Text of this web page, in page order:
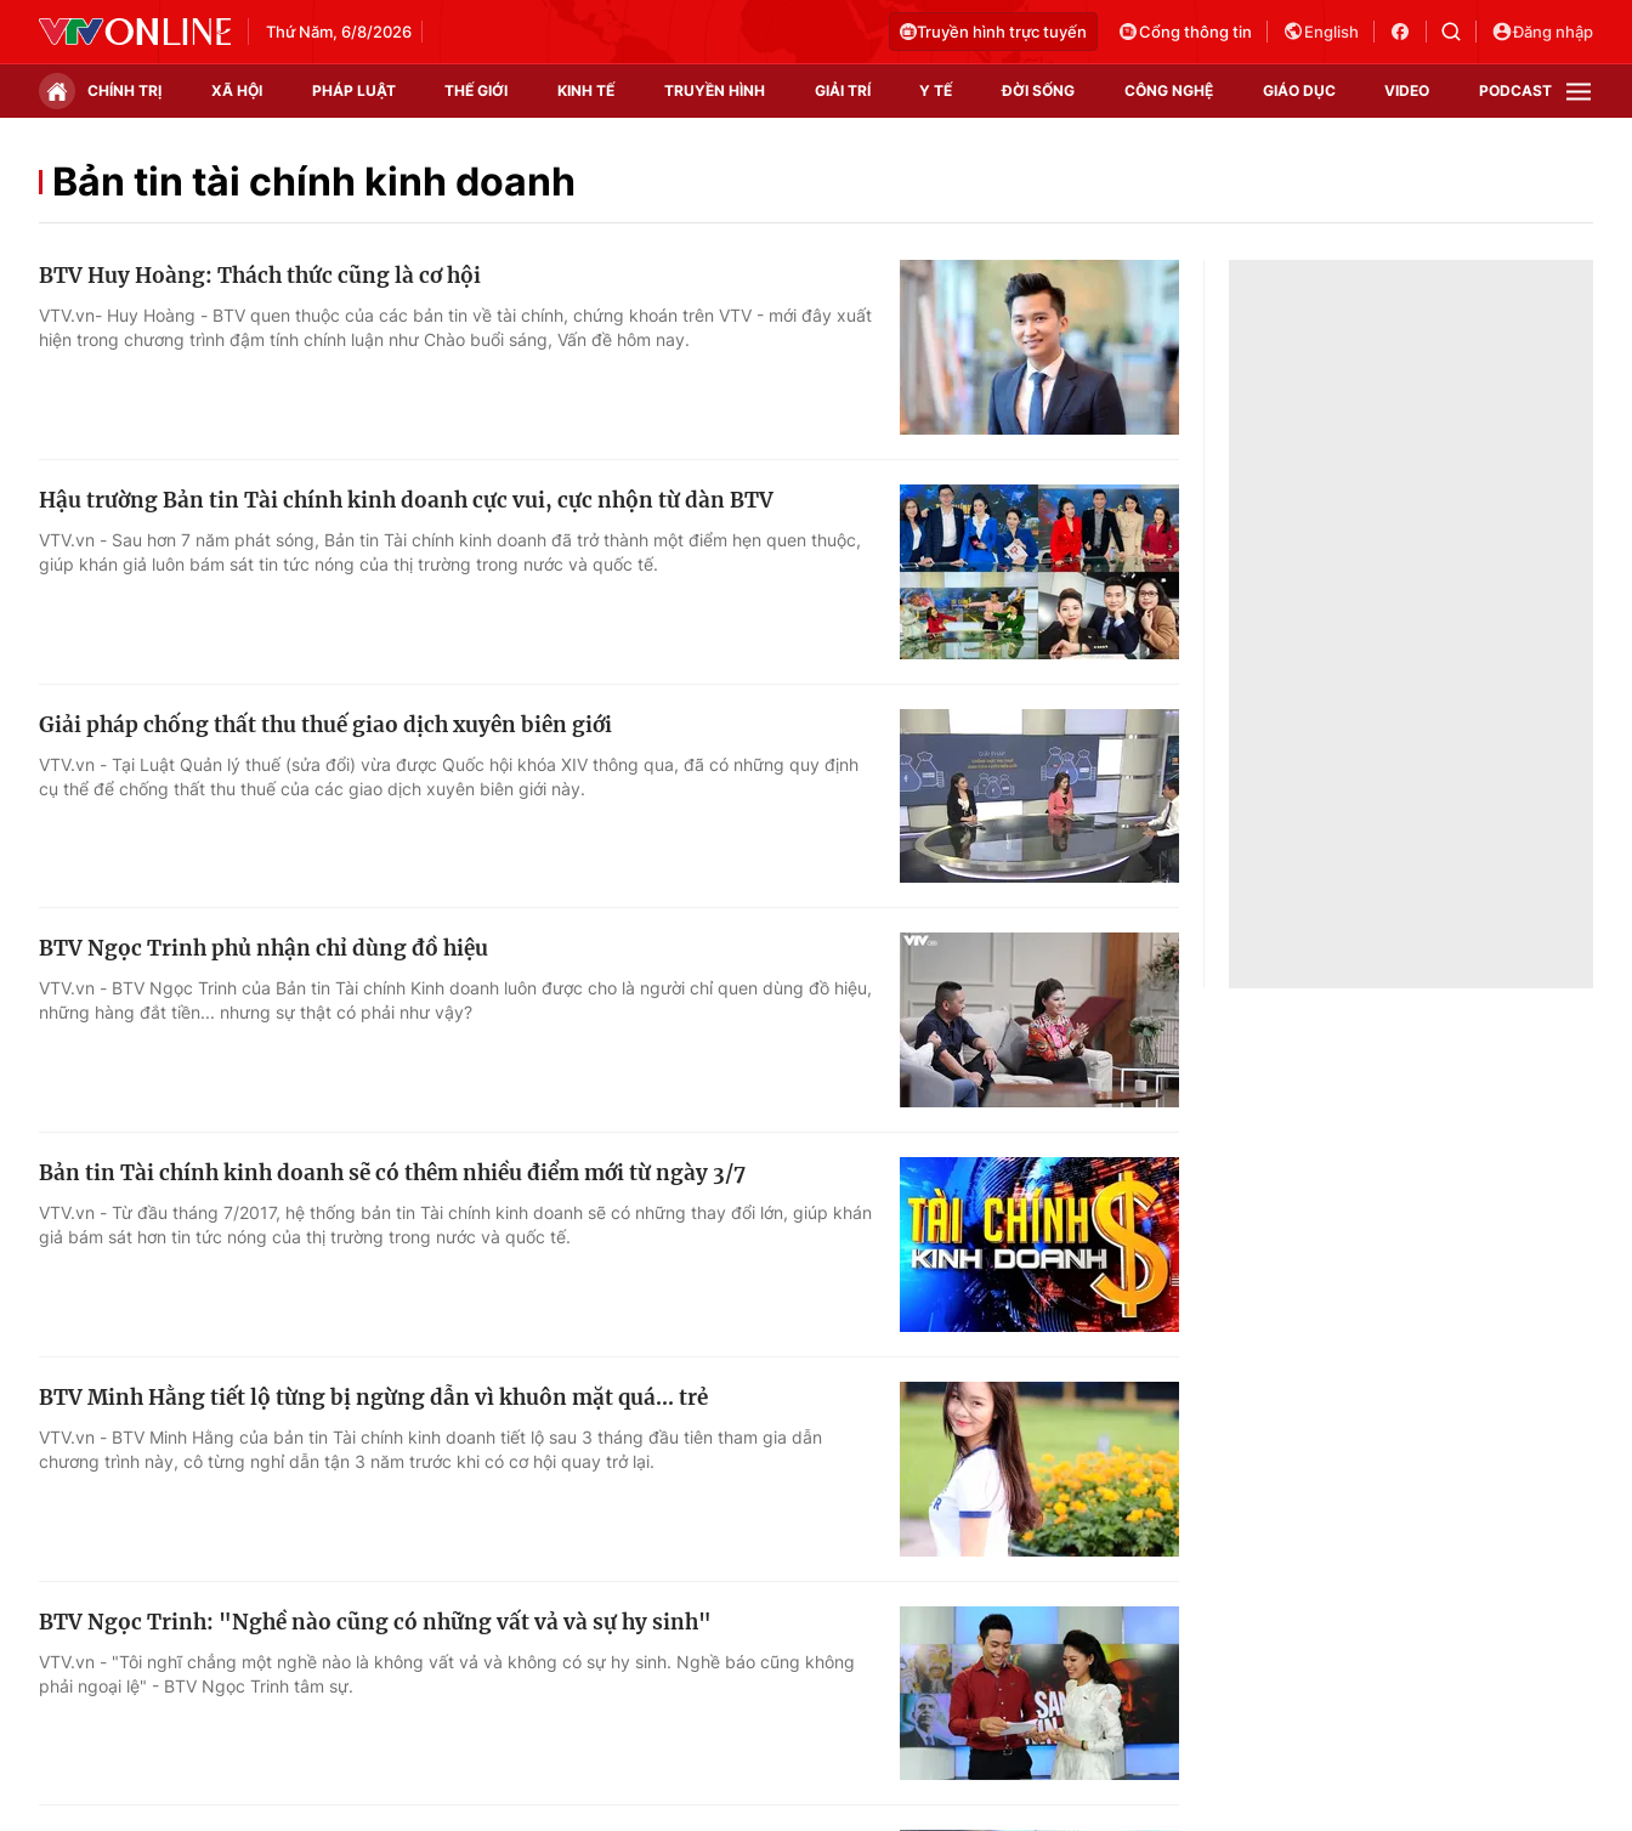
Thứ Năm, 6/8/2026 Truyền hình trực tuyến Cổng thông tin English Đăng nhập
CHÍNH TRỊ XÃ HỘI PHÁP LUẬT THẾ GIỚI KINH TẾ TRUYỀN HÌNH GIẢI TRÍ Y TẾ ĐỜI SỐNG CÔNG NGHỆ GIÁO DỤC VIDEO PODCAST
Chính trị Xã hội
Thế giới đó đây
Thị trường
Hậu trường
Video
Shorts video
Podcast
EMagazine
Photo
Infographic
Góc ảnh
Điện ảnh
Âm nhạc
Sao
Du lịch
Làm đẹp
Chất lượng cuộc sống
Học trực tuyến
Công nghệ
Hitech Công nghệ tương lai
Sản phẩm
Thị trường
Tư vấn
VTV Sức khoẻ
Bản tin tài chính kinh doanh
BTV Huy Hoàng: Thách thức cũng là cơ hội
VTV.vn- Huy Hoàng - BTV quen thuộc của các bản tin về tài chính, chứng khoán trên VTV - mới đây xuất
hiện trong chương trình đậm tính chính luận như Chào buổi sáng, Vấn đề hôm nay.
Hậu trường Bản tin Tài chính kinh doanh cực vui, cực nhộn từ dàn BTV
VTV.vn - Sau hơn 7 năm phát sóng, Bản tin Tài chính kinh doanh đã trở thành một điểm hẹn quen thuộc,
giúp khán giả luôn bám sát tin tức nóng của thị trường trong nước và quốc tế.
Giải pháp chống thất thu thuế giao dịch xuyên biên giới
VTV.vn - Tại Luật Quản lý thuế (sửa đổi) vừa được Quốc hội khóa XIV thông qua, đã có những quy định
cụ thể để chống thất thu thuế của các giao dịch xuyên biên giới này.
BTV Ngọc Trinh phủ nhận chỉ dùng đồ hiệu
VTV.vn - BTV Ngọc Trinh của Bản tin Tài chính Kinh doanh luôn được cho là người chỉ quen dùng đồ hiệu,
những hàng đắt tiền... nhưng sự thật có phải như vậy?
Bản tin Tài chính kinh doanh sẽ có thêm nhiều điểm mới từ ngày 3/7
VTV.vn - Từ đầu tháng 7/2017, hệ thống bản tin Tài chính kinh doanh sẽ có những thay đổi lớn, giúp khán
giả bám sát hơn tin tức nóng của thị trường trong nước và quốc tế.
BTV Minh Hằng tiết lộ từng bị ngừng dẫn vì khuôn mặt quá... trẻ
VTV.vn - BTV Minh Hằng của bản tin Tài chính kinh doanh tiết lộ sau 3 tháng đầu tiên tham gia dẫn
chương trình này, cô từng nghỉ dẫn tận 3 năm trước khi có cơ hội quay trở lại.
BTV Ngọc Trinh: "Nghề nào cũng có những vất vả và sự hy sinh"
VTV.vn - "Tôi nghĩ chẳng một nghề nào là không vất vả và không có sự hy sinh. Nghề báo cũng không
phải ngoại lệ" - BTV Ngọc Trinh tâm sự.